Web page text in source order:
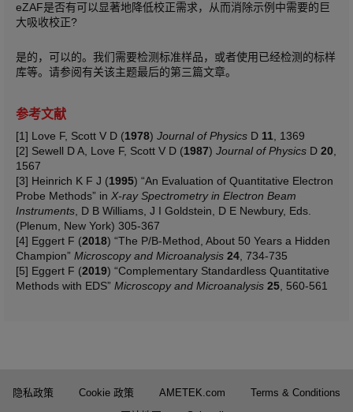
eZAF是否有可以显著地降低校正需求，从而消除示例中需要的巨
大吸收校正?
是的，可以的。我们需要检测标准样品，或者使用已经检测的标样
库等。请参阅有关该主题最后的第三篇文章。
参考文献
[1] Love F, Scott V D (1978) Journal of Physics D 11 , 1369
[2] Sewell D A, Love F, Scott V D (1987) Journal of Physics D 20
1567
[3] Heinrich K F J (1995) “An Evaluation of Quantitative Electron
Probe Methods” in X-ray Spectrometry in Electron Beam
Instruments , D B Williams, J I Goldstein, D E Newbury, Eds.
(Plenum, New York) 305-367
[4] Eggert F (2018) “The P/B-Method, About 50 Years a Hidden
Champion” Microscopy and Microanalysis 24 , 734-735
[5] Eggert F (2019) “Complementary Standardless Quantitative
Methods with EDS” Microscopy and Microanalysis 25 , 560-561
隐私政策 Cookie 政策 AMETEK.com
Terms & Conditions